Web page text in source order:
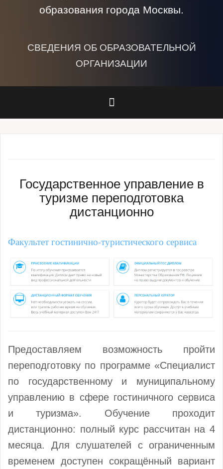
образования города Москвы.
СВЕДЕНИЯ ОБ ОБРАЗОВАТЕЛЬНОЙ
ОРГАНИЗАЦИИ
Государственное управление в
туризме переподготовка
дистанционно
Факультет гостинично-туристического сервиса
Предоставляем возможность пройти
переподготовку по программе «Специалист
по государственному и муниципальному
управлению в сфере гостиничного сервиса
и туризма». Обучение проходит
дистанционно: полный курс рассчитан на 4
месяца. Для слушателей с ограниченным
временем доступен сокращённый вариант